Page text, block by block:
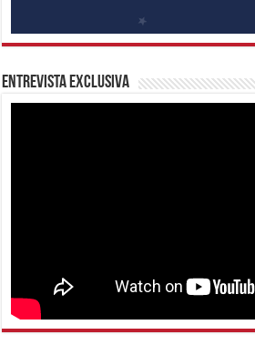
Entrevista Exclusiva